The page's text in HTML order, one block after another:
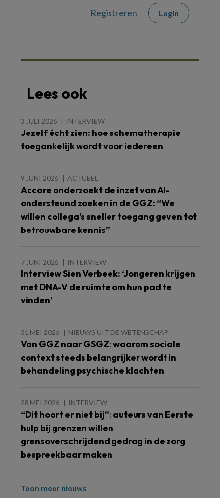
Registreren Login
Lees ook
3 JULI 2026 INTERVIEW
Jezelf écht zien: hoe schematherapie
toegankelijk wordt voor iedereen
9 JUNI 2026 ACTUEEL
Accare onderzoekt de inzet van AI-
ondersteund zoeken in de GGZ: “We
willen collega’s sneller toegang geven tot
betrouwbare kennis”
7 JUNI 2026 INTERVIEW
Interview Sien Verbeek: ‘Jongeren krijgen
met DNA-V de ruimte om hun pad te
vinden’
31 MEI 2026 NIEUWS UIT DE WETENSCHAP
Van GGZ naar GSGZ: waarom sociale
context steeds belangrijker wordt in
behandeling psychische klachten
28 MEI 2026 INTERVIEW
“Dit hoort er niet bij”: auteurs van Eerste
hulp bij grenzen willen
grensoverschrijdend gedrag in de zorg
bespreekbaar maken
Toon meer nieuws